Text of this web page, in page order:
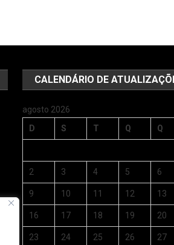
CALENDÁRIO DE
agosto 2026
D
S T Q Q
2 3 4 5 6
9 10 11 12 13
16 17 18 19 20
23 24 25 26 27